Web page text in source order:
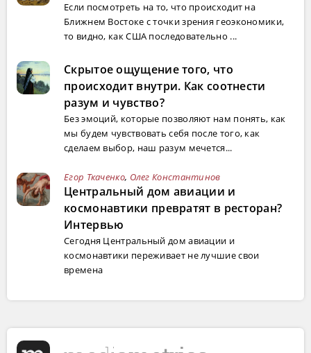
Если посмотреть на то, что происходит на
Ближнем Востоке с точки зрения геоэкономики,
то видно, как США последовательно ...
Скрытое ощущение того, что
происходит внутри. Как соотнести
разум и чувство?
Без эмоций, которые позволяют нам понять, как
мы будем чувствовать себя после того, как
сделаем выбор, наш разум мечется...
Егор Ткаченко, Олег Константинов
Центральный дом авиации и
космонавтики превратят в ресторан?
Интервью
Сегодня Центральный дом авиации и
космонавтики переживает не лучшие свои
времена